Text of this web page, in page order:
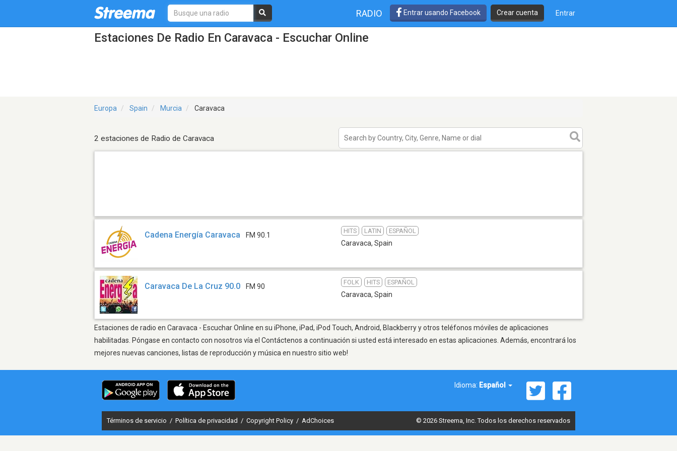
RADIO Entrar usando Facebook Crear cuenta Entrar
Estaciones De Radio En Caravaca - Escuchar Online
Europa Spain Murcia Caravaca
2 estaciones de Radio de Caravaca
Cadena Energía Caravaca FM 90.1
HITS LATIN ESPAÑOL
Caravaca, Spain
Caravaca De La Cruz 90.0 FM 90
FOLK HITS ESPAÑOL
Caravaca, Spain
Estaciones de radio en Caravaca - Escuchar Online en su iPhone, iPad, iPod Touch, Android, Blackberry y otros teléfonos móviles de aplicaciones
habilitadas. Póngase en contacto con nosotros vía el Contáctenos a continuación si usted está interesado en estas aplicaciones. Además, encontrará los
mejores nuevas canciones, listas de reproducción y música en nuestro sitio web!
Idioma: Español
Términos de servicio / Política de privacidad / Copyright Policy / AdChoices © 2026 Streema, Inc. Todos los derechos reservados